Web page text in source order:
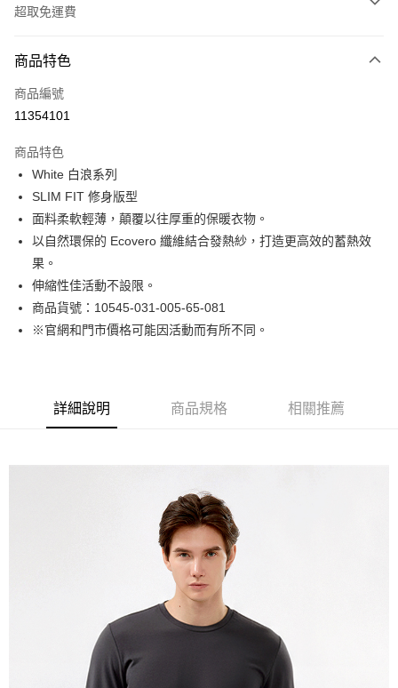
超取免運費
信用卡一次付款
LINE Pay
街口支付
悠遊付
Google Pay
貨到付款
運送方式
付款後7-11取貨
每筆NT$130，滿NT$1,000(含以上)免運費
商品特色
商品編號
11354101
商品特色
White 白浪系列
SLIM FIT 修身版型
面料柔軟輕薄，顛覆以往厚重的保暖衣物。
以自然環保的 Ecovero 纖維結合發熱紗，打造更高效的蓄熱效
果。
伸縮性佳活動不設限。
商品貨號：10545-031-005-65-081
※官網和門市價格可能因活動而有所不同。
詳細說明 商品規格 相關推薦